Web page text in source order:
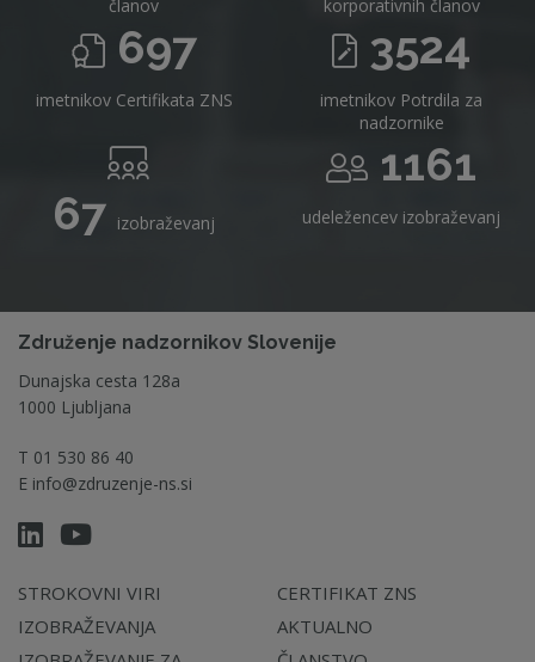
članov korporativnih članov
697
imetnikov Certifikata ZNS
3524
imetnikov Potrdila za
nadzornike
67 izobraževanj
1161
udeležencev izobraževanj
Združenje nadzornikov Slovenije
Dunajska cesta 128a
1000 Ljubljana
T 01 530 86 40
E info@zdruzenje-ns.si
STROKOVNI VIRI
IZOBRAŽEVANJA
CERTIFIKAT ZNS
AKTUALNO